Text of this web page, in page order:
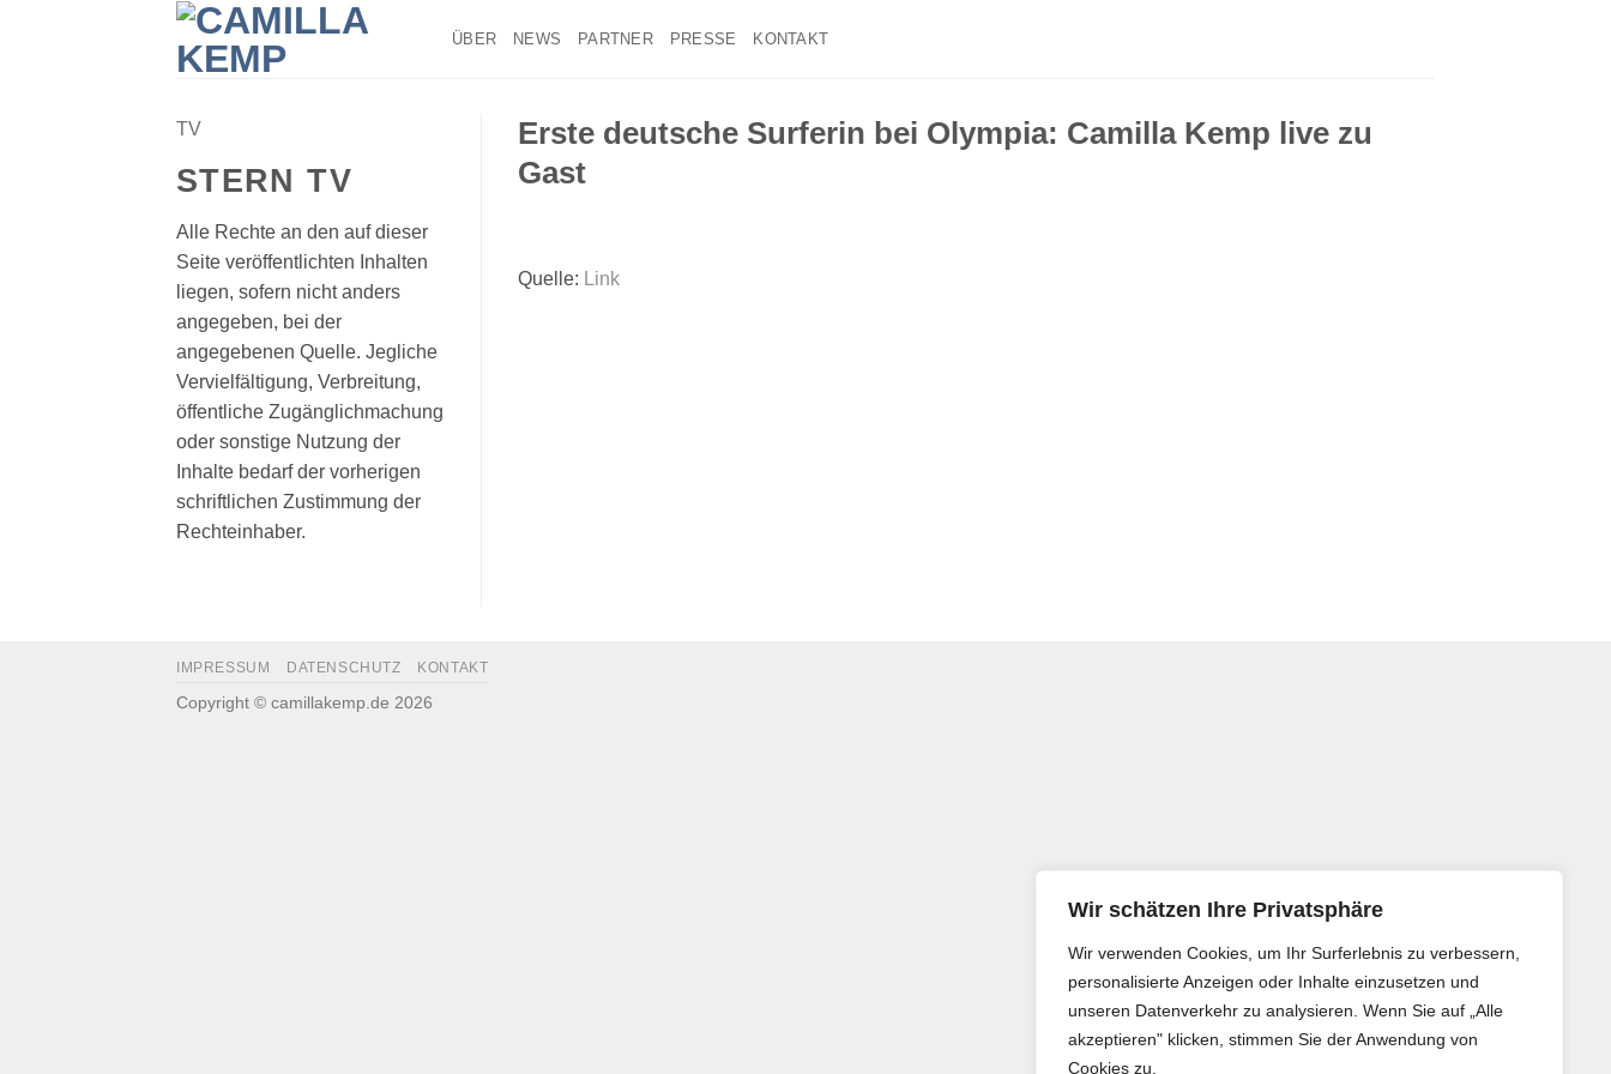
Wir schätzen Ihre Privatsphäre
Wir verwenden Cookies, um Ihr Surferlebnis zu verbessern,
personalisierte Anzeigen oder Inhalte einzusetzen und
unseren Datenverkehr zu analysieren. Wenn Sie auf „Alle
akzeptieren" klicken, stimmen Sie der Anwendung von
Cookies zu.
ÜBER NEWS PARTNER PRESSE KONTAKT
TV
STERN TV
Alle Rechte an den auf dieser
Seite veröffentlichten Inhalten
liegen, sofern nicht anders
angegeben, bei der
angegebenen Quelle. Jegliche
Vervielfältigung, Verbreitung,
öffentliche Zugänglichmachung
oder sonstige Nutzung der
Inhalte bedarf der vorherigen
schriftlichen Zustimmung der
Rechteinhaber.
Erste deutsche Surferin bei Olympia: Camilla Kemp live zu
Gast
Quelle: Link
IMPRESSUM DATENSCHUTZ KONTAKT
Copyright © camillakemp.de 2026